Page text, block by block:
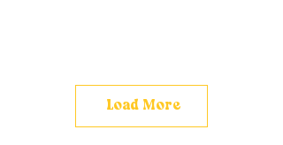
Load More